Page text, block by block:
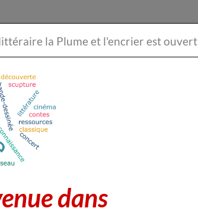
SA.
Le Magazine Le Boudoir littéraire la Plume et l'encrier est ouvert
dans